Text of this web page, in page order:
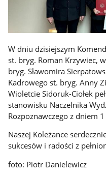
W dniu dzisiejszym
st. bryg. Roman Krzywiec,
bryg. Sławomira
Kadrowego st. bryg. Anny
Wioletcie Sidoruk-Ciołek
stanowisku Naczelnika
Rozpoznawczego z dniem
Naszej Koleżance
sukcesów i radości z
foto: Piotr Danielewicz